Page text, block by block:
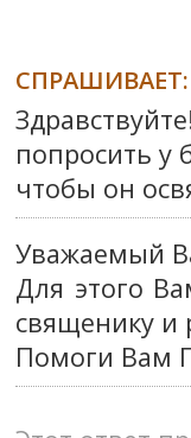
СПРАШИВАЕТ:
попросить у
чтобы он
Уважаемый
Для этого
священику и
Помоги Вам